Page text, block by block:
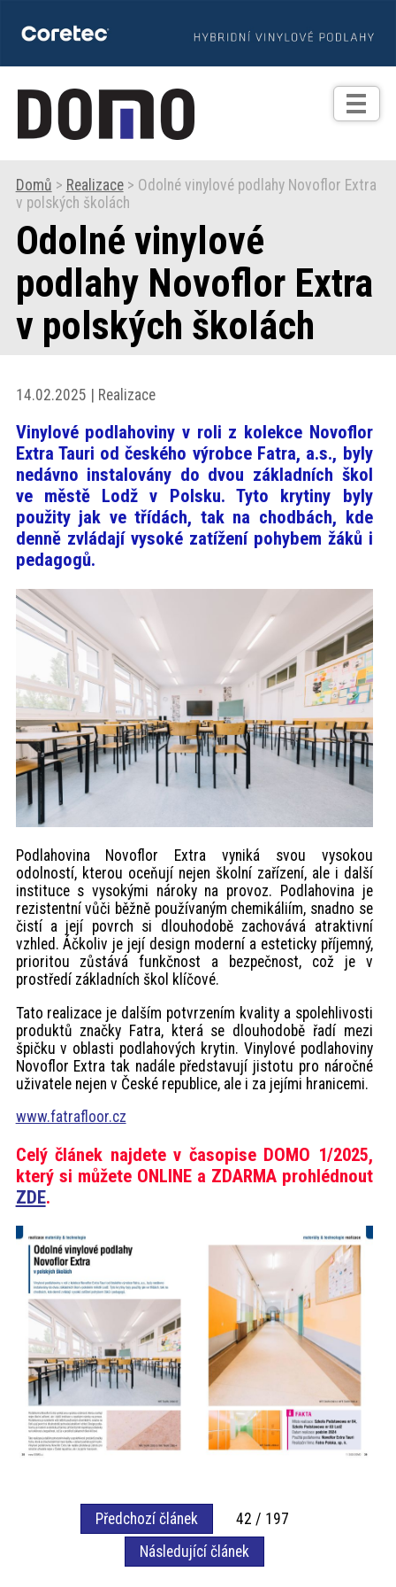
TIPY
Zprávy
Praxe
Fotogalerie
Produkty
Prodejní
ProfiMag
Kontakt
Domů > Realizace> Odolné vinylové podlahy Novoflor Extra
v polských školách
Odolné vinylové
podlahy Novoflor Extra
v polských školách
14.02.2025 | Realizace
Vinylové podlahoviny v roli z kolekce Novoflor
Extra Tauri od českého výrobce Fatra, a.s., byly
nedávno instalovány do dvou základních škol
ve městě Lodž v Polsku. Tyto krytiny byly
použity jak ve třídách, tak na chodbách, kde
denně zvládají vysoké zatížení pohybem žáků i
pedagogů.
Podlahovina Novoflor Extra vyniká svou vysokou
odolností, kterou oceňují nejen školní zařízení, ale i další
instituce s vysokými nároky na provoz. Podlahovina je
rezistentní vůči běžně používaným chemikáliím, snadno se
čistí a její povrch si dlouhodobě zachovává atraktivní
vzhled. Áčkoliv je její design moderní a esteticky příjemný,
prioritou zůstává funkčnost a bezpečnost, což je v
prostředí základních škol klíčové.
Tato realizace je dalším potvrzením kvality a spolehlivosti
produktů značky Fatra, která se dlouhodobě řadí mezi
špičku v oblasti podlahových krytin. Vinylové podlahoviny
Novoflor Extra tak nadále představují jistotu pro náročné
uživatele nejen v České republice, ale i za jejími hranicemi.
www.fatrafloor.cz
Celý článek najdete v časopise DOMO 1/2025,
který si můžete ONLINE a ZDARMA prohlédnout
ZDE.
Předchozí článek
42 / 197
Následující článek